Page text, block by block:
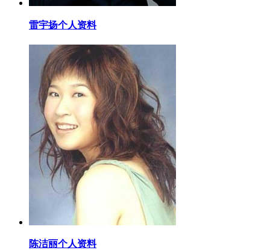
​雷宇扬个人资料
​陈洁丽个人资料